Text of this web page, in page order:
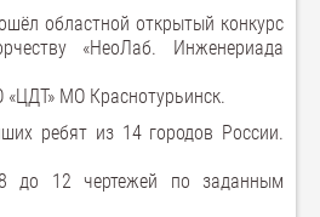
областной открытый конкурс
«НеоЛаб. Инженериада
МО Краснотурьинск.
ребят из 14 городов России.
до 12 чертежей по заданным